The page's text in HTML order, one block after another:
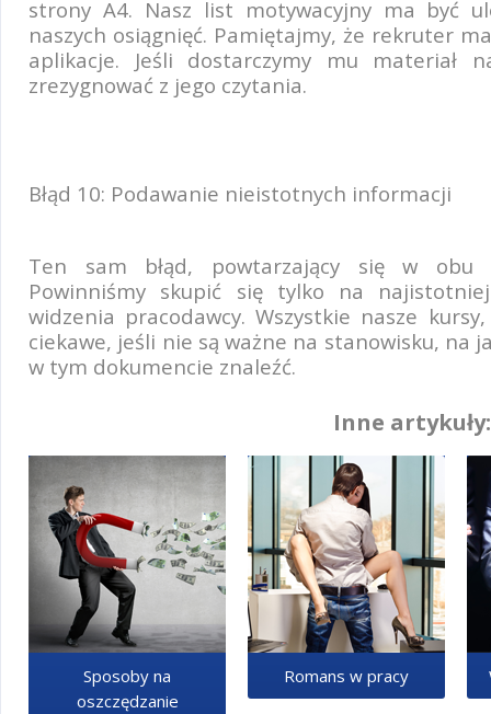
strony A4. Nasz list motywacyjny ma być
naszych osiągnięć. Pamiętajmy, że rekruter
aplikacje. Jeśli dostarczymy mu
zrezygnować z jego czytania.
Błąd 10: Podawanie nieistotnych informacji
Ten sam błąd, powtarzający się w obu
Powinniśmy skupić się tylko na
widzenia pracodawcy. Wszystkie nasze
ciekawe, jeśli nie są ważne na stanowisku, na
w tym dokumencie znaleźć.
Inne artykuły:
Sposoby na
oszczędzanie
Romans w pracy